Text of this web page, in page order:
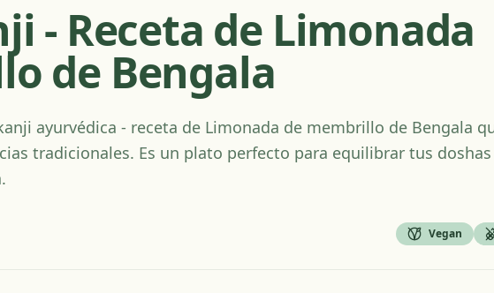
- Receta de Limonada
de Bengala
ayurvédica - receta de Limonada de membrillo de Bengala
tradicionales. Es un plato perfecto para equilibrar tus
Vegan